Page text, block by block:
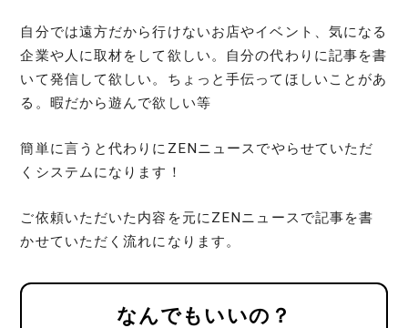
自分では遠方だから行けないお店やイベント、気になる
企業や人に取材をして欲しい。自分の代わりに記事を書
いて発信して欲しい。ちょっと手伝ってほしいことがあ
る。暇だから遊んで欲しい等
簡単に言うと代わりにZENニュースでやらせていただ
くシステムになります！
ご依頼いただいた内容を元にZENニュースで記事を書
かせていただく流れになります。
なんでもいいの？